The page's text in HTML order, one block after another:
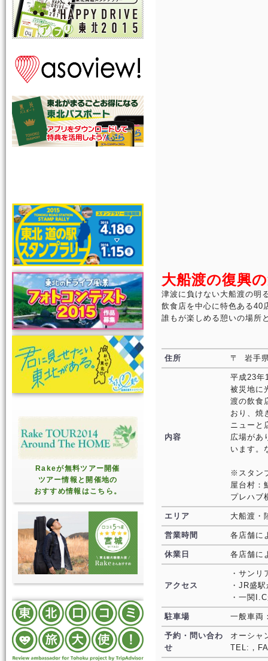
Rakeが無料ツアー開催
ツアー情報と開催地の
おすすめ情報はこちら。
大船渡の復興
津波に負けない大船渡の明
飲食店を中心に特色ある40
誰もが楽しめる憩いの場所
住所 〒 岩手
内容
平成23年
被災地に
渡の飲食
おり、焼
ニューと
広場があ
います。
※スタン
屋台村：
プレハブ
エリア 大船渡・
営業時間 各店舗に
休業日 各店舗に
アクセス
・サン
・JR盛
・一関
駐車場 一般車両
予約・問い合わ
せ
オーシャ
TEL:，